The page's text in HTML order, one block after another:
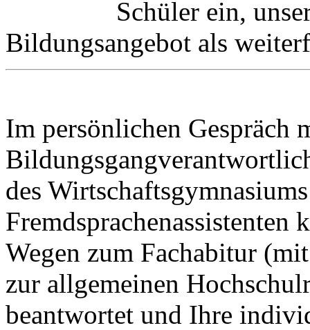
Schüler ein,
Bildungsangebot als
Im persönlichen Gespräch
des
Fremdsprachenassistenten
Wegen zum Fachabitur
zur allgemeinen
beantwortet und Ihre